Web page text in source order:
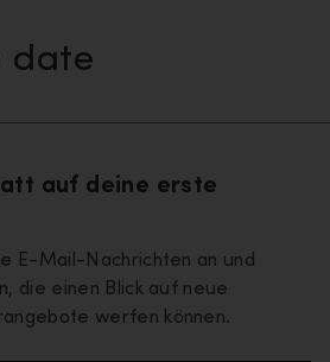
date
auf deine erste
E-Mail-Nachrichten an und
die einen Blick auf neue
werfen können.